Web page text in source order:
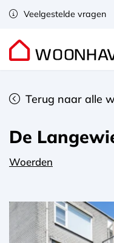
Veelgestelde vragen
Terug naar alle
De
Woerden